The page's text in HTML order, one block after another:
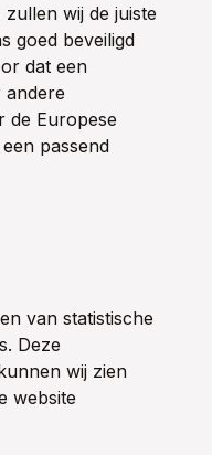
wij de juiste
goed beveiligd
dat een
andere
de Europese
passend
van statistische
Deze
wij zien
website